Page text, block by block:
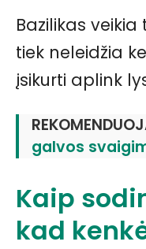
Bazilikas
tiek neleidžia
įsikurti aplink
galvos
Kaip
kad